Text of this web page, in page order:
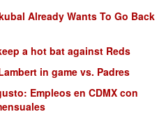
Already Wants To Go Back
a hot bat against Reds
in game vs. Padres
Empleos en CDMX con